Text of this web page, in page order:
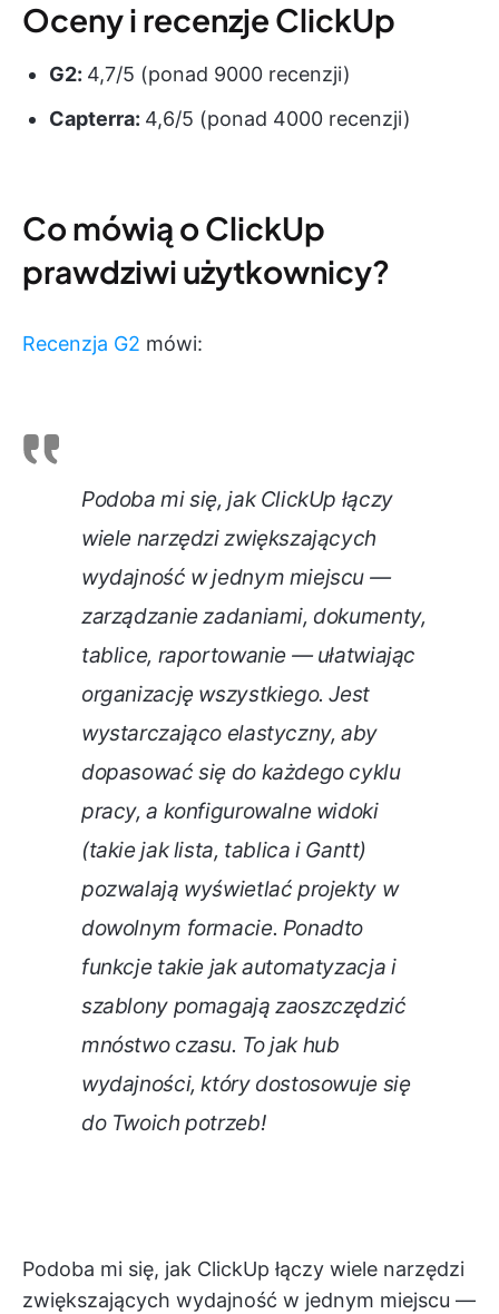
Oceny i recenzje ClickUp
G2: 4,7/5 (ponad 9000 recenzji)
Capterra: 4,6/5 (ponad 4000 recenzji)
Co mówią o ClickUp
prawdziwi użytkownicy?
Recenzja G2 mówi:
Podoba mi się, jak ClickUp łączy
wiele narzędzi zwiększających
wydajność w jednym miejscu —
zarządzanie zadaniami, dokumenty,
tablice, raportowanie — ułatwiając
organizację wszystkiego. Jest
wystarczająco elastyczny, aby
dopasować się do każdego cyklu
pracy, a konfigurowalne widoki
(takie jak lista, tablica i Gantt)
pozwalają wyświetlać projekty w
dowolnym formacie. Ponadto
funkcje takie jak automatyzacja i
szablony pomagają zaoszczędzić
mnóstwo czasu. To jak hub
wydajności, który dostosowuje się
do Twoich potrzeb!
Podoba mi się, jak ClickUp łączy wiele narzędzi
zwiększających wydajność w jednym miejscu —